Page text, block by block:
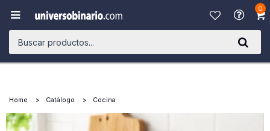
0

Home Catálogo Cocina